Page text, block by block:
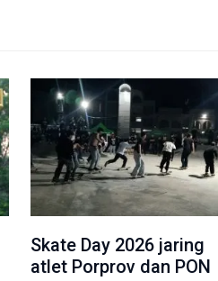
Skate Day 2026 jaring
atlet Porprov dan PON